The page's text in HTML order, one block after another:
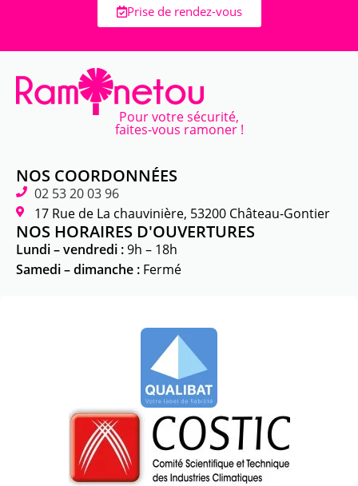
Prise de rendez-vous
Pour votre sécurité,
faites-vous ramoner !
NOS COORDONNÉES
02 53 20 03 96
17 Rue de La chauvinière, 53200 Château-Gontier
NOS HORAIRES D'OUVERTURES
Lundi – vendredi :9h – 18h
Samedi – dimanche : Fermé